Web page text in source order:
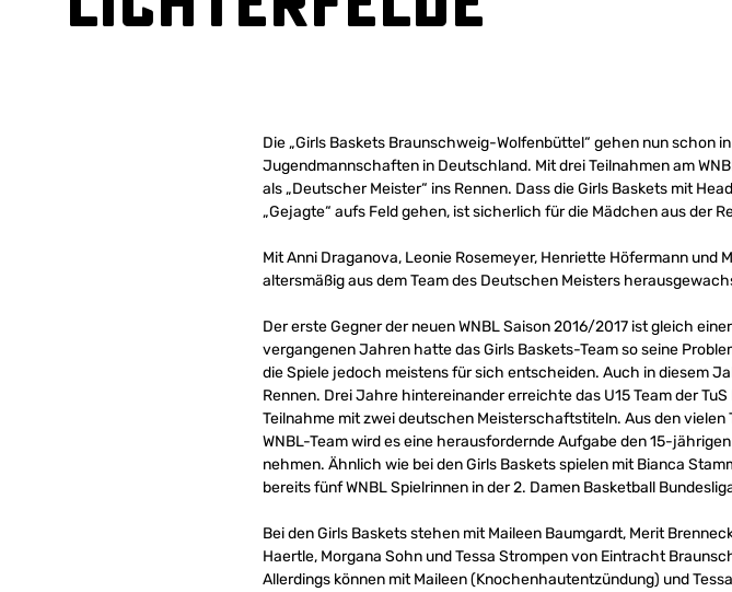
Die „Girls Baskets Braunschweig-Wolfenbüttel“ gehen nun
Jugendmannschaften in Deutschland. Mit drei Teilnahmen am
als „Deutscher Meister“ ins Rennen. Dass die Girls Baskets mit
„Gejagte“ aufs Feld gehen, ist sicherlich für die Mädchen aus der
Mit Anni Draganova, Leonie Rosemeyer, Henriette Höfermann und
altersmäßig aus dem Team des Deutschen Meisters
Der erste Gegner der neuen WNBL Saison 2016/2017 ist gleich
vergangenen Jahren hatte das Girls Baskets-Team so seine
die Spiele jedoch meistens für sich entscheiden. Auch in diesem
Rennen. Drei Jahre hintereinander erreichte das U15 Team der
Teilnahme mit zwei deutschen Meisterschaftstiteln. Aus den
WNBL-Team wird es eine herausfordernde Aufgabe den 15-
nehmen. Ähnlich wie bei den Girls Baskets spielen mit Bianca
bereits fünf WNBL Spielrinnen in der 2. Damen Basketball
Bei den Girls Baskets stehen mit Maileen Baumgardt, Merit
Haertle, Morgana Sohn und Tessa Strompen von Eintracht
Allerdings können mit Maileen (Knochenhautentzündung) und